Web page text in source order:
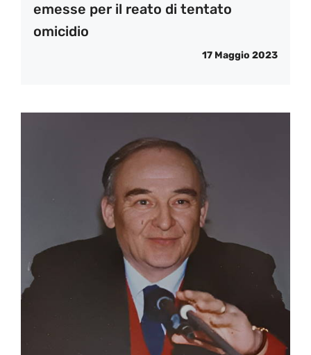
emesse per il reato di tentato
omicidio
17 Maggio 2023